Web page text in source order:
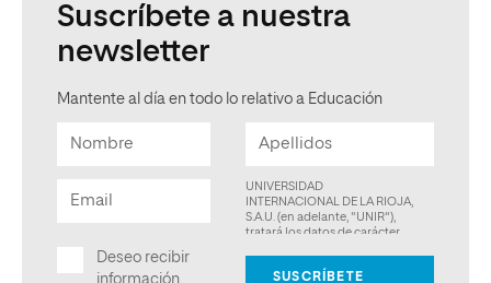
Suscríbete a nuestra
newsletter
Mantente al día en todo lo relativo a Educación